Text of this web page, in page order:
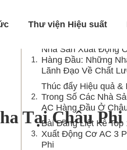
Thư viện Hiệu suất
Tại Châu Phi
Nhà Sản Xuất Động
Hàng Đầu: Những
Lãnh Đạo Về Chất
Thúc đẩy Hiệu quả &
Trong Số Các Nhà
AC Hàng Đầu Ở
Bài Đăng Liệt Kê Top
Xuất Động Cơ AC 3
Phi